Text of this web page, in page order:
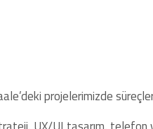
projelerimizde